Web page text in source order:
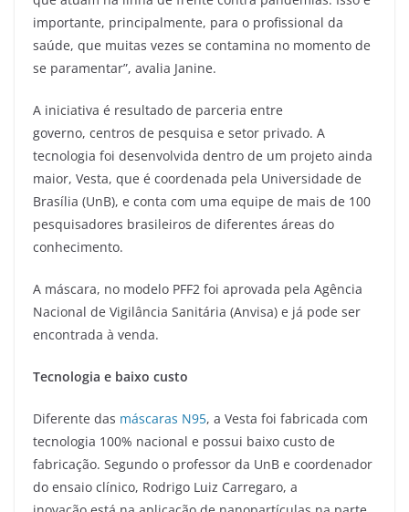
importante, principalmente, para o profissional da
saúde, que muitas vezes se contamina no momento de
se paramentar”, avalia Janine.
A iniciativa é resultado de parceria entre
governo, centros de pesquisa e setor privado. A
tecnologia foi desenvolvida dentro de um projeto ainda
maior, Vesta, que é coordenada pela Universidade de
Brasília (UnB), e conta com uma equipe de mais de 100
pesquisadores brasileiros de diferentes áreas do
conhecimento.
A máscara, no modelo PFF2 foi aprovada pela Agência
Nacional de Vigilância Sanitária (Anvisa) e já pode ser
encontrada à venda.
Tecnologia e baixo custo
Diferente das máscaras N95, a Vesta foi fabricada com
tecnologia 100% nacional e possui baixo custo de
fabricação. Segundo o professor da UnB e coordenador
do ensaio clínico, Rodrigo Luiz Carregaro, a